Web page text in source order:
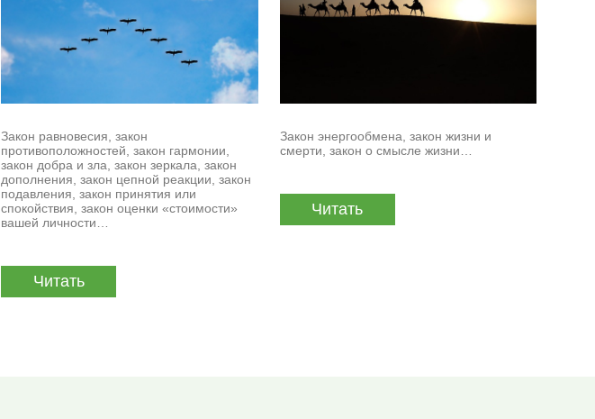
Закон равновесия, закон
противоположностей, закон гармонии,
закон добра и зла, закон зеркала, закон
дополнения, закон цепной реакции, закон
подавления, закон принятия или
спокойствия, закон оценки «стоимости»
вашей личности…
Читать
Закон энергообмена, закон жизни и
смерти, закон о смысле жизни…
Читать